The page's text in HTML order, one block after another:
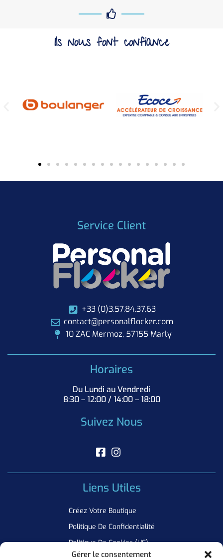
Gérer le consentement
Ils nous font confiance
Service Client
+33 (0)3.57.84.37.63
contact@personalflocker.com
10 ZAC Mermoz, 57155 Marly
Horaires
Du Lundi au Vendredi
8:30 – 12:00 / 14:00 – 18:00
Suivez Nous
Liens Utiles
Créez Votre Boutique
Politique De Confidentialité
Politique De Cookies (UE)